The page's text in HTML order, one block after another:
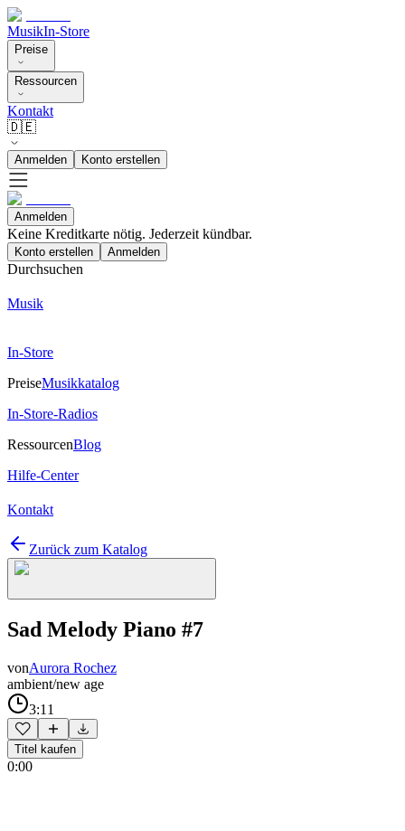
MusikIn-Store
Preise
Ressourcen
Kontakt
🇩🇪
Anmelden Konto erstellen
Anmelden
Keine Kreditkarte nötig. Jederzeit kündbar.
Konto erstellen Anmelden
Durchsuchen
Musik
In-Store
PreiseMusikkatalog
In-Store-Radios
RessourcenBlog
Hilfe-Center
Kontakt
Zurück zum Katalog
Sad Melody Piano #7
vonAurora Rochez
ambient/new age
3:11
Titel kaufen
0:00